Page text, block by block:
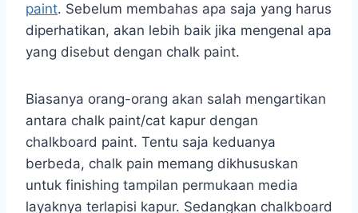
paint. Sebelum membahas apa saja yang harus
diperhatikan, akan lebih baik jika mengenal apa
yang disebut dengan chalk paint.
Biasanya orang-orang akan salah mengartikan
antara chalk paint/cat kapur dengan
chalkboard paint. Tentu saja keduanya
berbeda, chalk pain memang dikhususkan
untuk finishing tampilan permukaan media
layaknya terlapisi kapur. Sedangkan chalkboard